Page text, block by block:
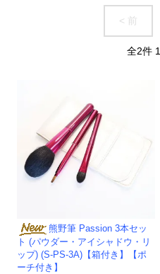
< 前
全2件 1
熊野筆 Passion 3本セッ
ト (パウダー・アイシャドウ・リ
ップ) (S-PS-3A)【箱付き】【ポ
ーチ付き】